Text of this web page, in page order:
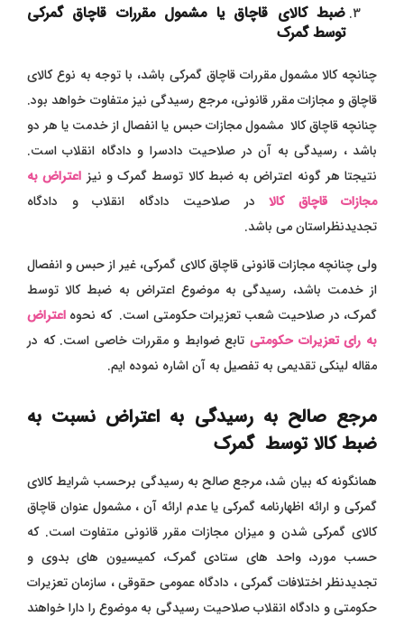
ضبط کالای قاچاق یا مشمول مقررات قاچاق گمرکی
توسط گمرک
چنانچه کالا مشمول مقررات قاچاق گمرکی باشد، با توجه به نوع کالای
قاچاق و مجازات مقرر قانونی، مرجع رسیدگی نیز متفاوت خواهد بود.
چنانچه قاچاق کالا مشمول مجازات حبس یا انفصال از خدمت یا هر دو
باشد ، رسیدگی به آن در صلاحیت دادسرا و دادگاه انقلاب است.
نتیجتا هر گونه اعتراض به ضبط کالا توسط گمرک و نیز اعتراض به
مجازات قاچاق کالا در صلاحیت دادگاه انقلاب و دادگاه
تجدیدنظراستان می باشد.
ولی چنانچه مجازات قانونی قاچاق کالای گمرکی، غیر از حبس و انفصال
از خدمت باشد، رسیدگی به موضوع اعتراض به ضبط کالا توسط
گمرک، در صلاحیت شعب تعزیرات حکومتی است. که نحوه اعتراض
به رای تعزیرات حکومتیتابع ضوابط و مقررات خاصی است. که در
مقاله لینکی تقدیمی به تفصیل به آن اشاره نموده ایم.
مرجع صالح به رسیدگی به اعتراض نسبت به
ضبط کالا توسط گمرک
همانگونه که بیان شد، مرجع صالح به رسیدگی برحسب شرایط کالای
گمرکی و ارائه اظهارنامه گمرکی یا عدم ارائه آن ، مشمول عنوان قاچاق
کالای گمرکی شدن و میزان مجازات مقرر قانونی متفاوت است. که
حسب مورد، واحد های ستادی گمرک، کمیسیون های بدوی و
تجدیدنظر اختلافات گمرکی ، دادگاه عمومی حقوقی ، سازمان تعزیرات
حکومتی و دادگاه انقلاب صلاحیت رسیدگی به موضوع را دارا خواهند